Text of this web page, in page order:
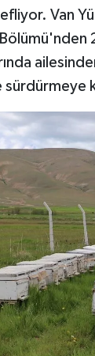
Van
sürdürmeye